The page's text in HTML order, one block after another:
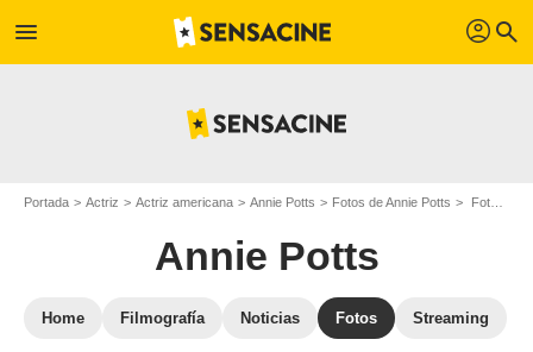
menu profil search
Portada Actriz Actriz americana Annie Potts Fotos de Annie Potts Foto Tim Curry, Annie Potts
Annie Potts
Home Filmografía Noticias Fotos Streaming